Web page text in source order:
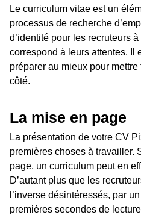
Le curriculum vitae est un
processus de recherche
d’identité pour les recruteurs
correspond à leurs attentes. Il
préparer au mieux pour
côté.
La mise en page
La présentation de votre CV
premières choses à travailler.
page, un curriculum peut en
D’autant plus que les
l’inverse désintéressés, par
premières secondes de